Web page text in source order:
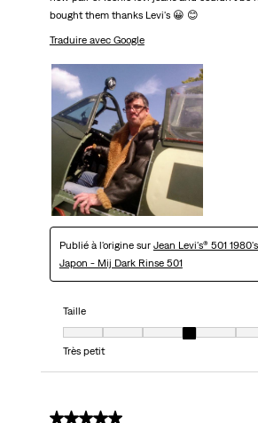
bought them thanks Levi's 😀 😊
Traduire avec Google
Publié à l'origine sur Jean Levi's® 501
Japon - Mij Dark Rinse 501
Taille
Taille, 4 sur 7, où 1 est égal à Très petit et 7
Très petit
5 sur 5 étoiles.